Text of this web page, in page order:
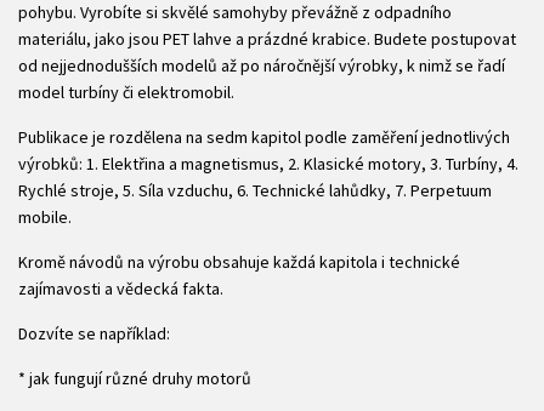
pohybu. Vyrobíte si skvělé samohyby převážně z odpadního
materiálu, jako jsou PET lahve a prázdné krabice. Budete postupovat
od nejjednodušších modelů až po náročnější výrobky, k nimž se řadí
model turbíny či elektromobil.
Publikace je rozdělena na sedm kapitol podle zaměření jednotlivých
výrobků: 1. Elektřina a magnetismus, 2. Klasické motory, 3. Turbíny, 4.
Rychlé stroje, 5. Síla vzduchu, 6. Technické lahůdky, 7. Perpetuum
mobile.
Kromě návodů na výrobu obsahuje každá kapitola i technické
zajímavosti a vědecká fakta.
Dozvíte se například:
* jak fungují různé druhy motorů